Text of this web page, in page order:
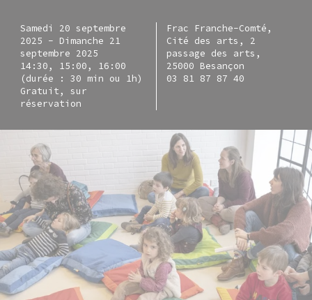
Samedi 20 septembre
2025 - Dimanche 21
septembre 2025
14:30, 15:00, 16:00
(durée : 30 min ou 1h)
Gratuit, sur
réservation
Frac Franche-Comté,
Cité des arts, 2
passage des arts,
25000 Besançon
03 81 87 87 40